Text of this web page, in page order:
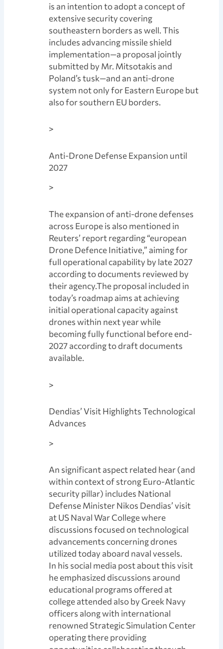
is an intention to adopt a concept of
extensive security covering
southeastern borders as well. This
includes advancing missile shield
implementation—a proposal jointly
submitted by Mr. Mitsotakis and
Poland’s tusk—and an anti-drone
system not only for Eastern Europe but
also for southern EU borders.
>
Anti-Drone Defense Expansion until
2027
>
The expansion of anti-drone defenses
across Europe is also mentioned in
Reuters’ report regarding “european
Drone Defence Initiative,” aiming for
full operational capability by late 2027
according to documents reviewed by
their agency.The proposal included in
today’s roadmap aims at achieving
initial operational capacity against
drones within next year while
becoming fully functional before end-
2027 according to draft documents
available.
>
Dendias’ Visit Highlights Technological
Advances
>
An significant aspect related hear (and
within context of strong Euro-Atlantic
security pillar) includes National
Defense Minister Nikos Dendias’ visit
at US Naval War College where
discussions focused on technological
advancements concerning drones
utilized today aboard naval vessels.
In his social media post about this visit
he emphasized discussions around
educational programs offered at
college attended also by Greek Navy
officers along with international
renowned Strategic Simulation Center
operating there providing